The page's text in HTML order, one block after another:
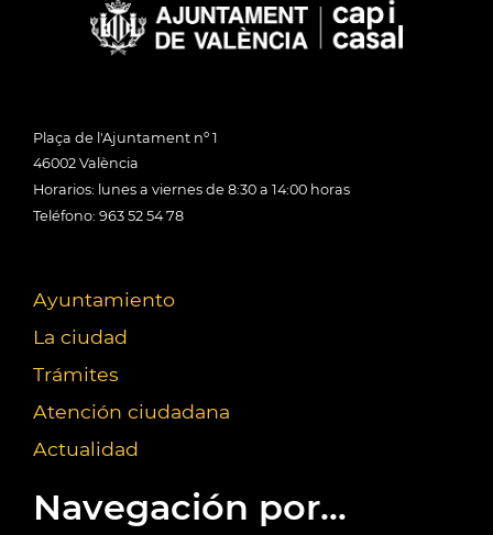
Plaça de l'Ajuntament nº 1
46002 València
Horarios: lunes a viernes de 8:30 a 14:00 horas
Teléfono: 963 52 54 78
Ayuntamiento
La ciudad
Trámites
Atención ciudadana
Actualidad
Navegación por...